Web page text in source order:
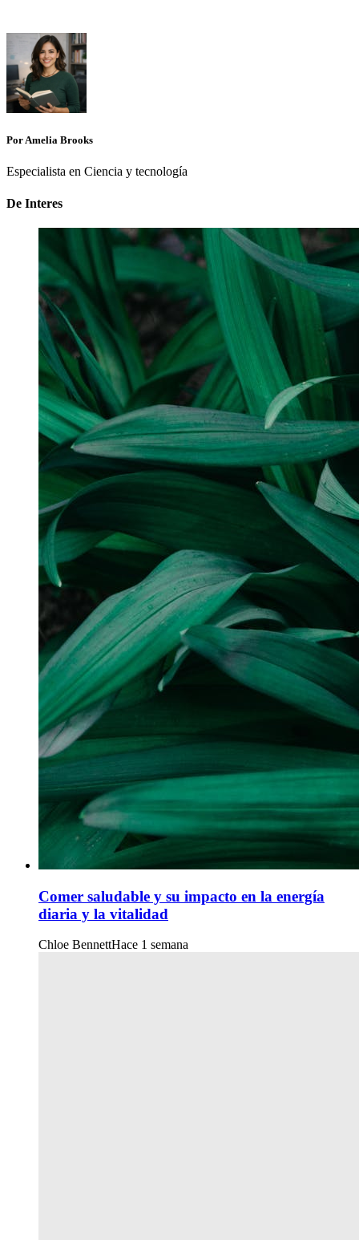
Por Amelia Brooks
Especialista en Ciencia y tecnología
De Interes
Comer saludable y su impacto en la energía
diaria y la vitalidad
Chloe BennettHace 1 semana